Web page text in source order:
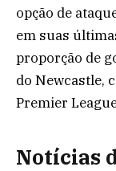
opção de
em suas
proporção de
do Newcastle,
Premier
Notícias